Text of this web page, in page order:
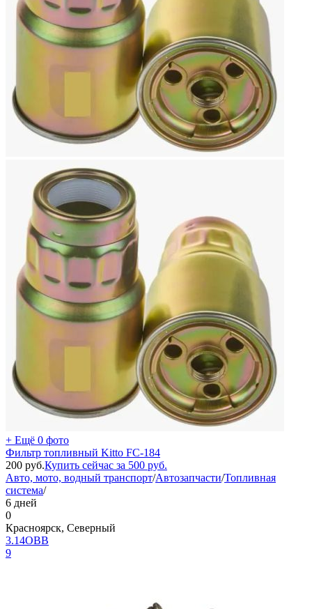
+ Ещё 0 фото
Фильтр топливный Kitto FC-184
200 руб.Купить сейчас за 500 руб.
Авто, мото, водный транспорт/Автозапчасти/Топливная
система/
6 дней
0
Красноярск, Северный
3.14ОВВ
9